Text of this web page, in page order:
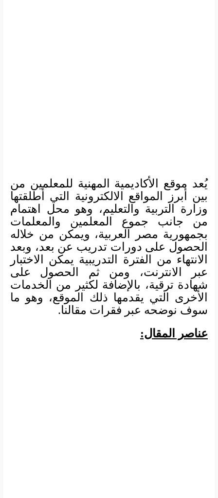
يُعد موقع الأكاديمية المهنية للمعلمين من
بين أبرز المواقع الالكترونية التي أطلقتها
وزارة التربية والتعليم، وهو محل اهتمام
من جانب جموع المعلمين والمعلمات
بجمهورية مصر العربية، ويمكن من خلاله
الحصول على دورات تدريب عن بعد، وبعد
الانتهاء من الفترة التدريبية يمكن الاختبار
عبر الانترنت، ومن ثم الحصول على
شهادة ترقية، بالإضافة لكثير من الخدمات
الأخرى التي يقدمها ذلك الموقع، وهو ما
سوف نوضحه عبر فقرات مقالنا.
عناصر المقال: